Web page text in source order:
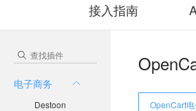
接入指南
电子商务
Destoon
OpenCart